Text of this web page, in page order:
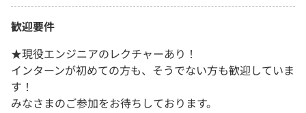
歓迎要件
★現役エンジニアのレクチャーあり！
インターンが初めての方も、そうでない方も歓迎していま
す！
みなさまのご参加をお待ちしております。